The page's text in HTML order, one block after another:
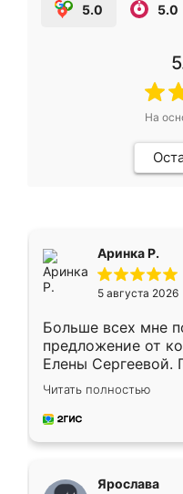
5.0 5.0
На
Аринка Р.
5 августа 2026
Больше всех мне
предложение от
Елены
короткие сроки
для замера
предложил по
Читать полностью
Ярослава